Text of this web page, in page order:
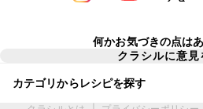
何かお気づきの点は
クラシルに意見
カテゴリからレシピを探す